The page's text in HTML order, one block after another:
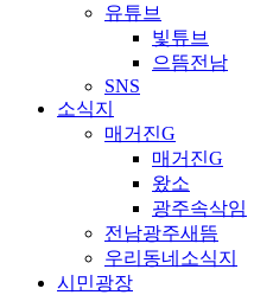
유튜브
빛튜브
으뜸전남
SNS
소식지
매거진G
매거진G
왔소
광주속삭임
전남광주새뜸
우리동네소식지
시민광장